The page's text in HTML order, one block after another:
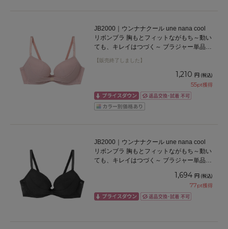
JB2000｜ウンナナクール une nana cool
リボンブラ 胸もとフィットながもち～動い
ても、キレイはつづく～ ブラジャー単品
【販売終了しました】
1,210 円 (税込)
55pt獲得
JB2000｜ウンナナクール une nana cool
リボンブラ 胸もとフィットながもち～動い
ても、キレイはつづく～ ブラジャー単品
1,694 円 (税込)
77pt獲得